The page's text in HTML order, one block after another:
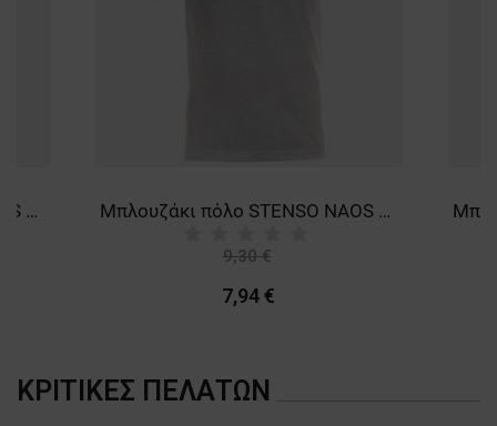
Μπλουζάκι πόλο STENSO NAOS LIGHT GREEN Μπλουζάκι πόλο STENSO NAOS GRAY MELANGE
9,30 €
7,94 €
ΚΡΙΤΙΚΈΣ ΠΕΛΑΤΏΝ